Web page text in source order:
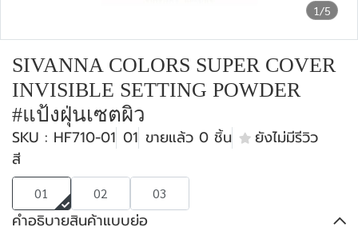
1/5
SIVANNA COLORS SUPER COVER
INVISIBLE SETTING POWDER
#แป้งฝุ่นเซตผิว
SKU : HF710-01 01 ขายแล้ว 0 ชิ้น
ยังไม่มีรีวิว
สี
01 02 03
คำอธิบายสินค้าแบบย่อ